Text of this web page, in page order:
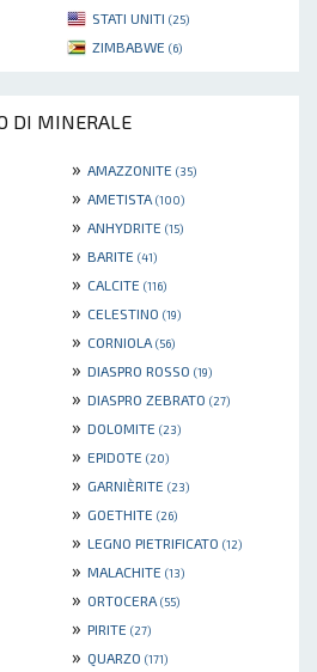
STATI UNITI (25)
ZIMBABWE (6)
DI MINERALE
» AMAZZONITE (35)
» AMETISTA (100)
» ANHYDRITE (15)
» BARITE (41)
» CALCITE (116)
» CELESTINO (19)
» CORNIOLA (56)
» DIASPRO ROSSO (19)
» DIASPRO ZEBRATO (27)
» DOLOMITE (23)
» EPIDOTE (20)
» GARNIÈRITE (23)
» GOETHITE (26)
» LEGNO PIETRIFICATO (12)
» MALACHITE (13)
» ORTOCERA (55)
» PIRITE (27)
» QUARZO (171)